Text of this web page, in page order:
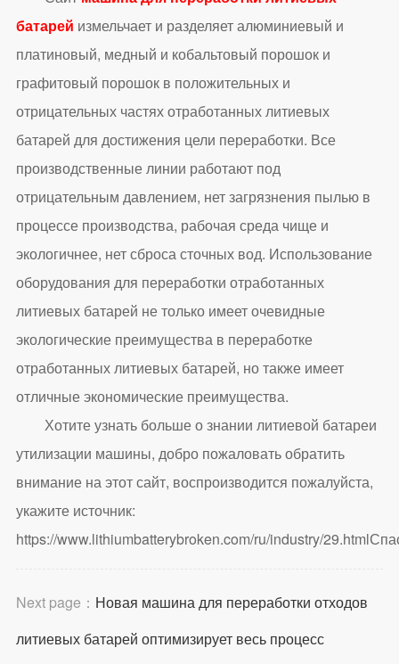
батарей измельчает и разделяет алюминиевый и
платиновый, медный и кобальтовый порошок и
графитовый порошок в положительных и
отрицательных частях отработанных литиевых
батарей для достижения цели переработки. Все
производственные линии работают под
отрицательным давлением, нет загрязнения пылью в
процессе производства, рабочая среда чище и
экологичнее, нет сброса сточных вод. Использование
оборудования для переработки отработанных
литиевых батарей не только имеет очевидные
экологические преимущества в переработке
отработанных литиевых батарей, но также имеет
отличные экономические преимущества.
Хотите узнать больше о знании литиевой батареи
утилизации машины, добро пожаловать обратить
внимание на этот сайт, воспроизводится пожалуйста,
укажите источник:
https://www.lithiumbatterybroken.com/ru/industry/29.html
Next page： Новая машина для переработки отходов
литиевых батарей оптимизирует весь процесс